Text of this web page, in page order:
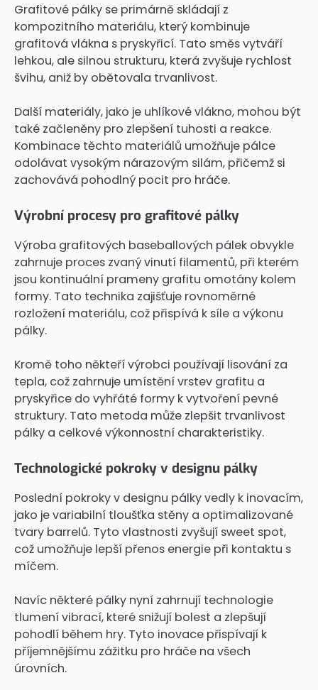
Grafitové pálky se primárně skládají z
kompozitního materiálu, který kombinuje
grafitová vlákna s pryskyřicí. Tato směs vytváří
lehkou, ale silnou strukturu, která zvyšuje rychlost
švihu, aniž by obětovala trvanlivost.
Další materiály, jako je uhlíkové vlákno, mohou být
také začleněny pro zlepšení tuhosti a reakce.
Kombinace těchto materiálů umožňuje pálce
odolávat vysokým nárazovým silám, přičemž si
zachovává pohodlný pocit pro hráče.
Výrobní procesy pro grafitové pálky
Výroba grafitových baseballových pálek obvykle
zahrnuje proces zvaný vinutí filamentů, při kterém
jsou kontinuální prameny grafitu omotány kolem
formy. Tato technika zajišťuje rovnoměrné
rozložení materiálu, což přispívá k síle a výkonu
pálky.
Kromě toho někteří výrobci používají lisování za
tepla, což zahrnuje umístění vrstev grafitu a
pryskyřice do vyhřáté formy k vytvoření pevné
struktury. Tato metoda může zlepšit trvanlivost
pálky a celkové výkonnostní charakteristiky.
Technologické pokroky v designu pálky
Poslední pokroky v designu pálky vedly k inovacím,
jako je variabilní tloušťka stěny a optimalizované
tvary barrelů. Tyto vlastnosti zvyšují sweet spot,
což umožňuje lepší přenos energie při kontaktu s
míčem.
Navíc některé pálky nyní zahrnují technologie
tlumení vibrací, které snižují bolest a zlepšují
pohodlí během hry. Tyto inovace přispívají k
příjemnějšímu zážitku pro hráče na všech
úrovních.